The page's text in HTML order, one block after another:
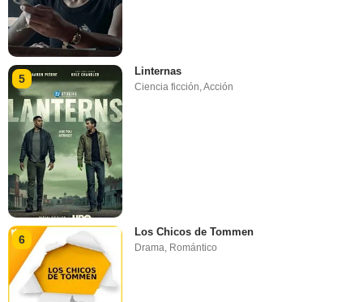
5
Linternas
Ciencia ficción ,Acción
6
Los Chicos de Tommen
Drama, Romántico